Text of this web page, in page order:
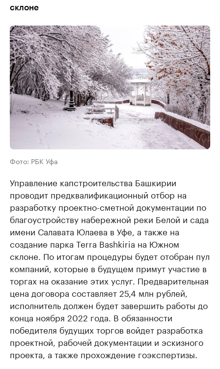
склоне
Фото: РБК Уфа
Управление капстроительства Башкирии
проводит предквалификационный отбор на
разработку проектно-сметной документации по
благоустройству набережной реки Белой и сада
имени Салавата Юлаева в Уфе, а также на
создание парка Terra Bashkiria на Южном
склоне. По итогам процедуры будет отобран пул
компаний, которые в будущем примут участие в
торгах на оказание этих услуг. Предварительная
цена договора составляет 25,4 млн рублей,
исполнитель должен будет завершить работы до
конца ноября 2022 года. В обязанности
победителя будущих торгов войдет разработка
проектной, рабочей документации и эскизного
проекта, а также прохождение гоэкспертизы.